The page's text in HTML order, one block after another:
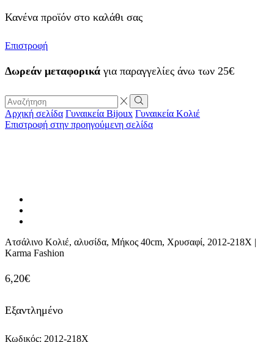
Κανένα προϊόν στο καλάθι σας
Επιστροφή
Δωρεάν μεταφορικά για παραγγελίες άνω των 25€
Search
input
Search
Αρχική σελίδα Γυναικεία Bijoux Γυναικεία Κολιέ
Επιστροφή στην προηγούμενη σελίδα
Ατσάλινο Κολιέ, αλυσίδα, Μήκος 40cm, Χρυσαφί, 2012-218X |
Karma Fashion
6,20€
Εξαντλημένο
Κωδικός: 2012-218X